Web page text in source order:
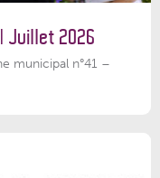
Juillet 2026
municipal n°41 –